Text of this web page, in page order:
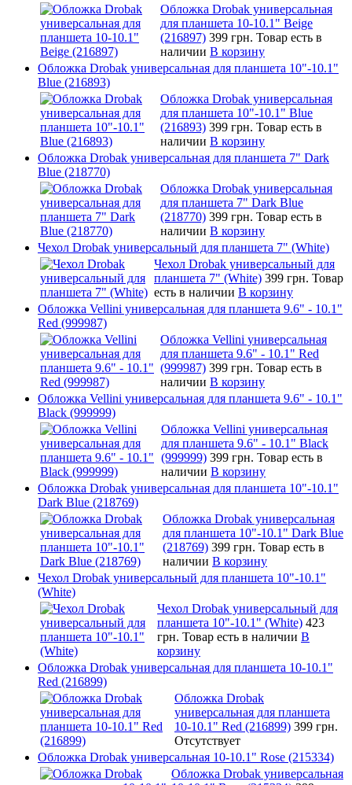
Обложка Drobak универсальная
для планшета 10-10.1" Beige
(216897) 399 грн. Товар есть в
наличии В корзину
Обложка Drobak универсальная для планшета 10"-10.1"
Blue (216893)
Обложка Drobak универсальная
для планшета 10"-10.1" Blue
(216893) 399 грн. Товар есть в
наличии В корзину
Обложка Drobak универсальная для планшета 7" Dark
Blue (218770)
Обложка Drobak универсальная
для планшета 7" Dark Blue
(218770) 399 грн. Товар есть в
наличии В корзину
Чехол Drobak универсальный для планшета 7" (White)
Чехол Drobak универсальный для
планшета 7" (White) 399 грн. Товар
есть в наличии В корзину
Обложка Vellini универсальная для планшета 9.6" - 10.1"
Red (999987)
Обложка Vellini универсальная
для планшета 9.6" - 10.1" Red
(999987) 399 грн. Товар есть в
наличии В корзину
Обложка Vellini универсальная для планшета 9.6" - 10.1"
Black (999999)
Обложка Vellini универсальная
для планшета 9.6" - 10.1" Black
(999999) 399 грн. Товар есть в
наличии В корзину
Обложка Drobak универсальная для планшета 10"-10.1"
Dark Blue (218769)
Обложка Drobak универсальная
для планшета 10"-10.1" Dark Blue
(218769) 399 грн. Товар есть в
наличии В корзину
Чехол Drobak универсальный для планшета 10"-10.1"
(White)
Чехол Drobak универсальный для
планшета 10"-10.1" (White) 423
грн. Товар есть в наличии В
корзину
Обложка Drobak универсальная для планшета 10-10.1"
Red (216899)
Обложка Drobak
универсальная для планшета
10-10.1" Red (216899) 399 грн.
Отсутствует
Обложка Drobak универсальная 10-10.1" Rose (215334)
Обложка Drobak универсальная